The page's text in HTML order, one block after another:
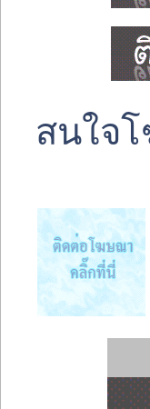
สนใจโ